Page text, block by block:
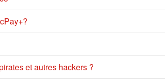
et autres hackers ?